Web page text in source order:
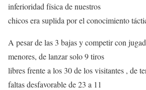
inferioridad física de nuestros
chicos era suplida por el conocimiento
A pesar de las 3 bajas y competir con
menores, de lanzar solo 9 tiros
libres frente a los 30 de los visitantes , de
faltas desfavorable de 23 a 11